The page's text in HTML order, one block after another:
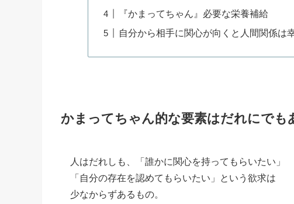
『かまってちゃん』必要な栄養補給
自分から相手に関心が向くと人間関係は
かまってちゃん的な要素はだれにで
人はだれしも、「誰かに関心を持ってもらいたい」
「自分の存在を認めてもらいたい」という欲求は
少なからずあるもの。